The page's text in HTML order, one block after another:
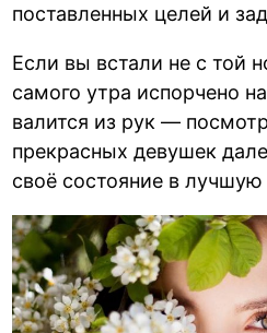
поставленных целей и
Если вы встали не с той
самого утра испорчено
валится из рук —
прекрасных девушек
своё состояние в лучшую